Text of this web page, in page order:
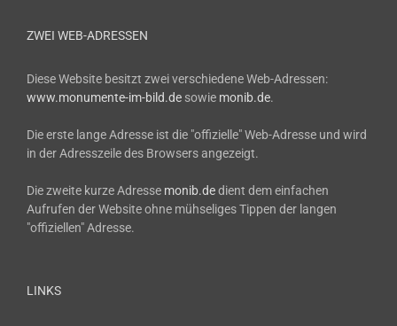
ZWEI WEB-ADRESSEN
Diese Website besitzt zwei verschiedene Web-Adressen:
www.monumente-im-bild.de sowie monib.de.
Die erste lange Adresse ist die "offizielle" Web-Adresse und wird
in der Adresszeile des Browsers angezeigt.
Die zweite kurze Adresse monib.dedient dem einfachen
Aufrufen der Website ohne mühseliges Tippen der langen
"offiziellen" Adresse.
LINKS